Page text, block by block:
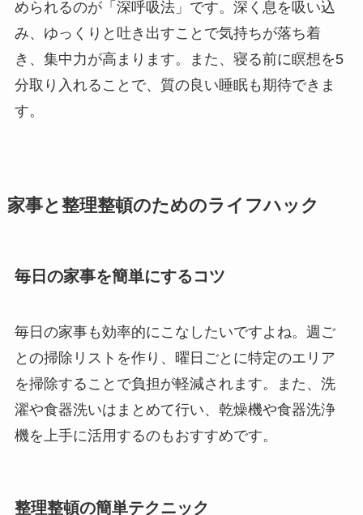
められるのが「深呼吸法」です。深く息を吸い込
み、ゆっくりと吐き出すことで気持ちが落ち着
き、集中力が高まります。また、寝る前に瞑想を5
分取り入れることで、質の良い睡眠も期待できま
す。
家事と整理整頓のためのライフハック
毎日の家事を簡単にするコツ
毎日の家事も効率的にこなしたいですよね。週ご
との掃除リストを作り、曜日ごとに特定のエリア
を掃除することで負担が軽減されます。また、洗
濯や食器洗いはまとめて行い、乾燥機や食器洗浄
機を上手に活用するのもおすすめです。
整理整頓の簡単テクニック